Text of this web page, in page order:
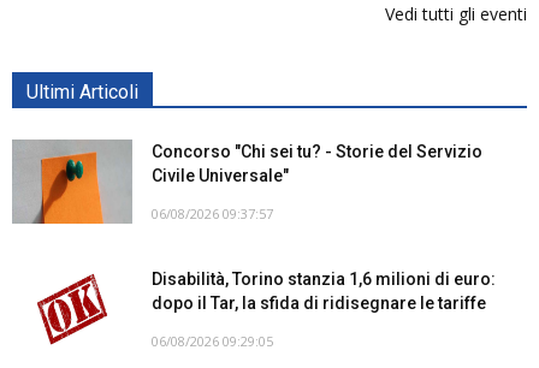
Vedi tutti gli eventi
Ultimi Articoli
Concorso "Chi sei tu? - Storie del Servizio
Civile Universale"
06/08/2026 09:37:57
Disabilità, Torino stanzia 1,6 milioni di euro:
dopo il Tar, la sfida di ridisegnare le tariffe
06/08/2026 09:29:05